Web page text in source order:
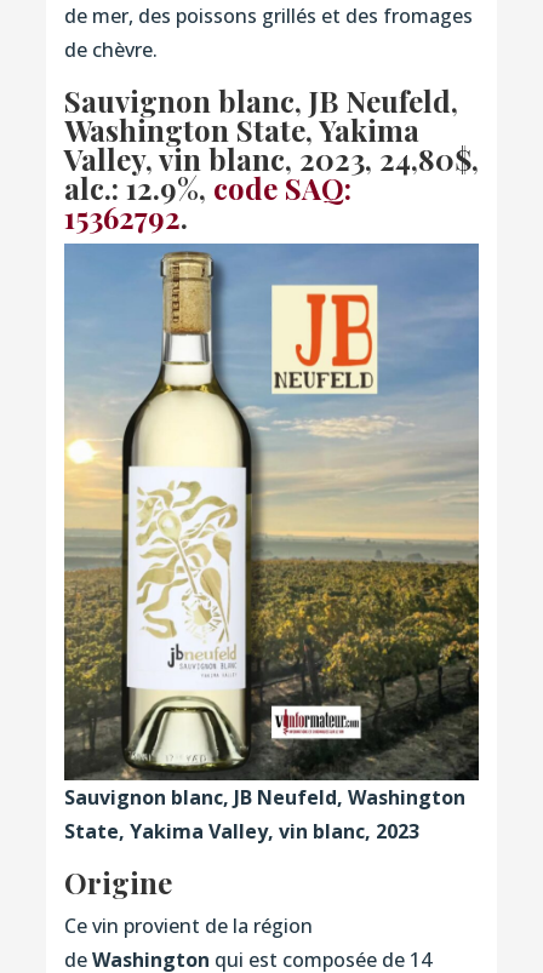
de mer, des poissons grillés et des fromages
de chèvre.
Sauvignon blanc, JB Neufeld,
Washington State, Yakima
Valley, vin blanc, 2023, 24,80$,
alc.: 12.9%, code SAQ:
15362792.
Sauvignon blanc, JB Neufeld, Washington
State, Yakima Valley, vin blanc, 2023
Origine
Ce vin provient de la région
deWashington qui est composée de 14